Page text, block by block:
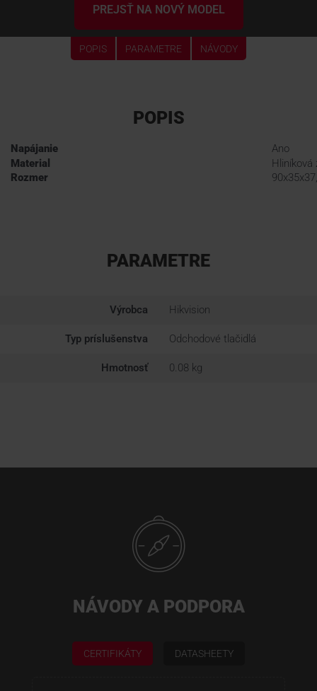
PREJSŤ NA NOVÝ MODEL
POPIS PARAMETRE NÁVODY
POPIS
Napájanie
Ano
Material
Hliníková
Rozmer
PARAMETRE
Výrobca Hikvision
Typ príslušenstva Odchodové tlačidlá
Hmotnosť 0.08 kg
NÁVODY A PODPORA
CERTIFIKÁTY DATASHEETY